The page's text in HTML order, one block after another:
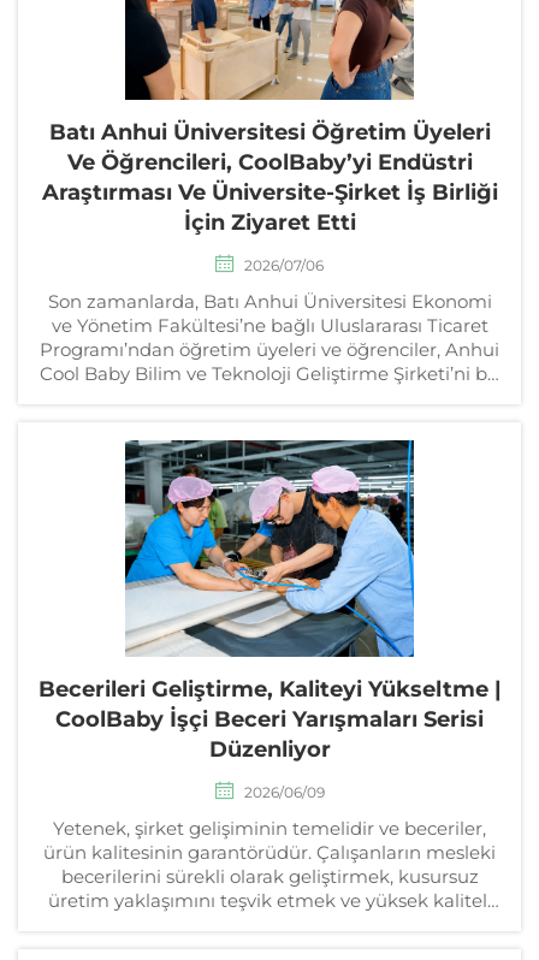
Batı Anhui Üniversitesi Öğretim Üyeleri
Ve Öğrencileri, CoolBaby’yi Endüstri
Araştırması Ve Üniversite-Şirket İş Birliği
İçin Ziyaret Etti
2026/07/06
Son zamanlarda, Batı Anhui Üniversitesi Ekonomi
ve Yönetim Fakültesi’ne bağlı Uluslararası Ticaret
Programı’ndan öğretim üyeleri ve öğrenciler, Anhui
Cool Baby Bilim ve Teknoloji Geliştirme Şirketi’ni bir
Becerileri Geliştirme, Kaliteyi Yükseltme |
CoolBaby İşçi Beceri Yarışmaları Serisi
Düzenliyor
2026/06/09
Yetenek, şirket gelişiminin temelidir ve beceriler,
ürün kalitesinin garantörüdür. Çalışanların mesleki
becerilerini sürekli olarak geliştirmek, kusursuz
üretim yaklaşımını teşvik etmek ve yüksek kaliteli